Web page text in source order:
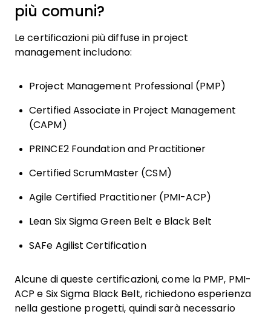
più comuni?
Le certificazioni più diffuse in project
management includono:
Project Management Professional (PMP)
Certified Associate in Project Management
(CAPM)
PRINCE2 Foundation and Practitioner
Certified ScrumMaster (CSM)
Agile Certified Practitioner (PMI-ACP)
Lean Six Sigma Green Belt e Black Belt
SAFe Agilist Certification
Alcune di queste certificazioni, come la PMP, PMI-
ACP e Six Sigma Black Belt, richiedono esperienza
nella gestione progetti, quindi sarà necessario